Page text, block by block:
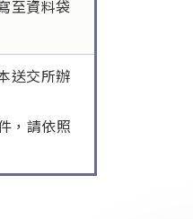
至資料袋
送交所辦
，請依照